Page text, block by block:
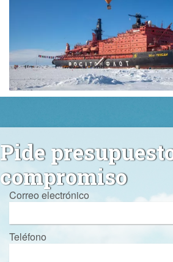
Pide
compromiso
Correo electrónico
Teléfono